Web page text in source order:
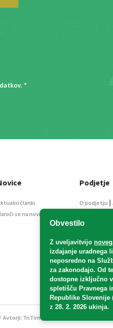
. *
Obvestilo
Z uveljavitvijo
izdajanje uradnega
neposredno na
za zakonodajo. Od
dostopne izključno
spletišču Pravnega
Republike Slovenije
z 28. 2. 2026 ukinja.
članki
se na novice
Podjetje
O podjetju |
Informacije
Oglaševanje
Splošni pogoji
Izjava o
podatkov
E-dražbe
/ Avtorji: TriTim spletna agencija